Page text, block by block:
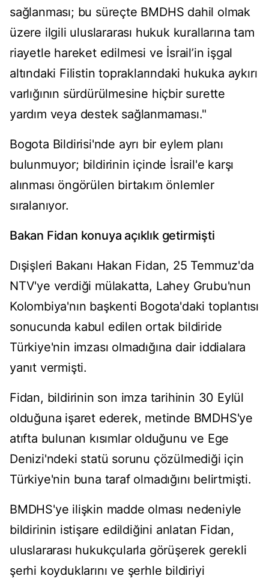
sağlanması; bu süreçte BMDHS dahil olmak
üzere ilgili uluslararası hukuk kurallarına tam
riayetle hareket edilmesi ve İsrail’in işgal
altındaki Filistin topraklarındaki hukuka aykırı
varlığının sürdürülmesine hiçbir surette
yardım veya destek sağlanmaması."
Bogota Bildirisi'nde ayrı bir eylem planı
bulunmuyor; bildirinin içinde İsrail'e karşı
alınması öngörülen birtakım önlemler
sıralanıyor.
Bakan Fidan konuya açıklık getirmişti
Dışişleri Bakanı Hakan Fidan, 25 Temmuz'da
NTV'ye verdiği mülakatta, Lahey Grubu'nun
Kolombiya'nın başkenti Bogota'daki toplantısı
sonucunda kabul edilen ortak bildiride
Türkiye'nin imzası olmadığına dair iddialara
yanıt vermişti.
Fidan, bildirinin son imza tarihinin 30 Eylül
olduğuna işaret ederek, metinde BMDHS'ye
atıfta bulunan kısımlar olduğunu ve Ege
Denizi'ndeki statü sorunu çözülmediği için
Türkiye'nin buna taraf olmadığını belirtmişti.
BMDHS'ye ilişkin madde olması nedeniyle
bildirinin istişare edildiğini anlatan Fidan,
uluslararası hukukçularla görüşerek gerekli
şerhi koyduklarını ve şerhle bildiriyi